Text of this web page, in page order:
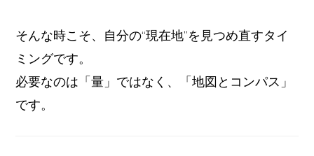
そんな時こそ、自分の“現在地”を見つめ直すタイ
ミングです。
必要なのは「量」ではなく、「地図とコンパス」
です。